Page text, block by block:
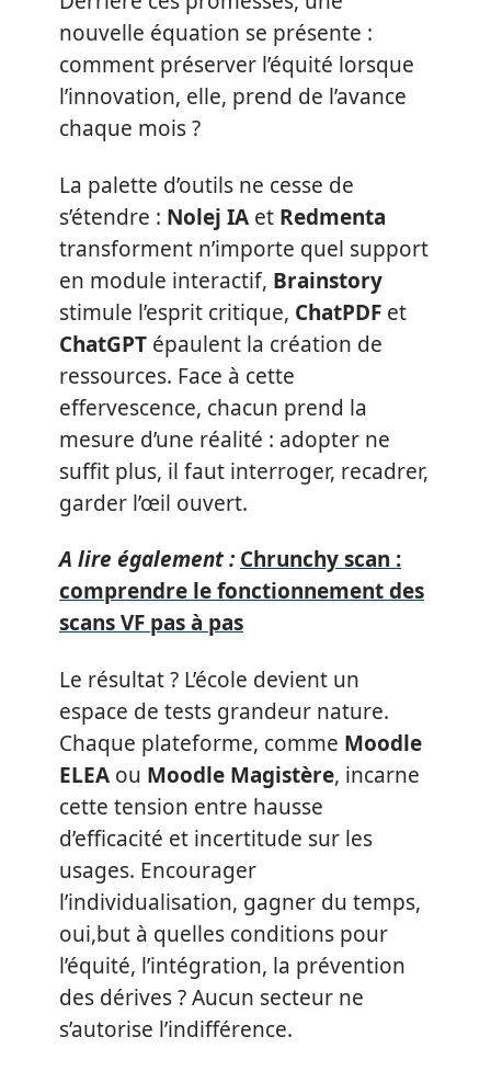
nouvelle équation se présente :
comment préserver l’équité lorsque
l’innovation, elle, prend de l’avance
chaque mois ?
La palette d’outils ne cesse de
s’étendre : Nolej IA et Redmenta
transforment n’importe quel support
en module interactif, Brainstory
stimule l’esprit critique, ChatPDF et
ChatGPT épaulent la création de
ressources. Face à cette
effervescence, chacun prend la
mesure d’une réalité : adopter ne
suffit plus, il faut interroger, recadrer,
garder l’œil ouvert.
A lire également : Chrunchy scan :
comprendre le fonctionnement des
scans VF pas à pas
Le résultat ? L’école devient un
espace de tests grandeur nature.
Chaque plateforme, comme Moodle
ELEA ou Moodle Magistère, incarne
cette tension entre hausse
d’efficacité et incertitude sur les
usages. Encourager
l’individualisation, gagner du temps,
oui,but à quelles conditions pour
l’équité, l’intégration, la prévention
des dérives ? Aucun secteur ne
s’autorise l’indifférence.